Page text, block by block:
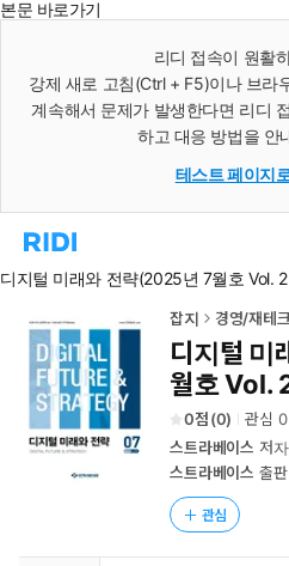
본문 바로가기
리디 접속이 원활
강제 새로 고침(Ctrl + F5)이나 브라
계속해서 문제가 발생한다면 리디
하고 대응 방법을 안
테스트 페이지
리
홈
로
이
디지털 미래와 전략(2025년 7월호 Vol.
잡지 경영/재테크
디지털 미
월호 Vol.
0 (0) 관심 0
스트라베이스 저자
스트라베이스 출판
관심